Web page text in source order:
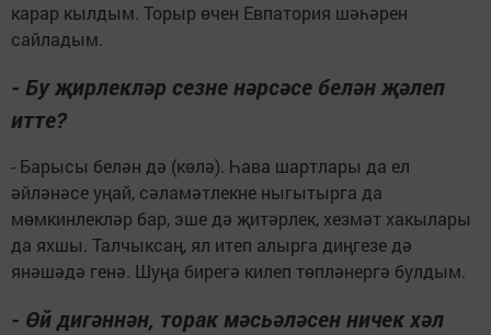
карар кылдым. Торыр өчен Евпатория шәһәрен
сайладым.
- Бу җирлекләр сезне нәрсәсе белән җәлеп
итте?
- Барысы белән дә (көлә). Һава шартлары да ел
әйләнәсе уңай, сәламәтлекне ныгытырга да
мөмкинлекләр бар, эше дә җитәрлек, хезмәт хакылары
да яхшы. Талчыксаң, ял итеп алырга диңгезе дә
янәшәдә генә. Шуңа бирегә килеп төпләнергә булдым.
- Өй дигәннән, торак мәсьәләсен ничек хәл